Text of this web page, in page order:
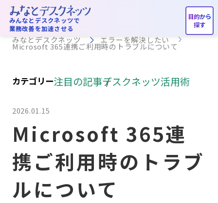
みんなとデスクネッツで
業務改善を加速させる
エラーを解決したい
みなとデスクネッツ エラーを解決したい
Microsoft 365連携ご利用時のトラブルについて
カテゴリー注目の記事デスクネッツ活用術
2026.01.15
Microsoft 365連
携ご利用時のトラブ
ルについて